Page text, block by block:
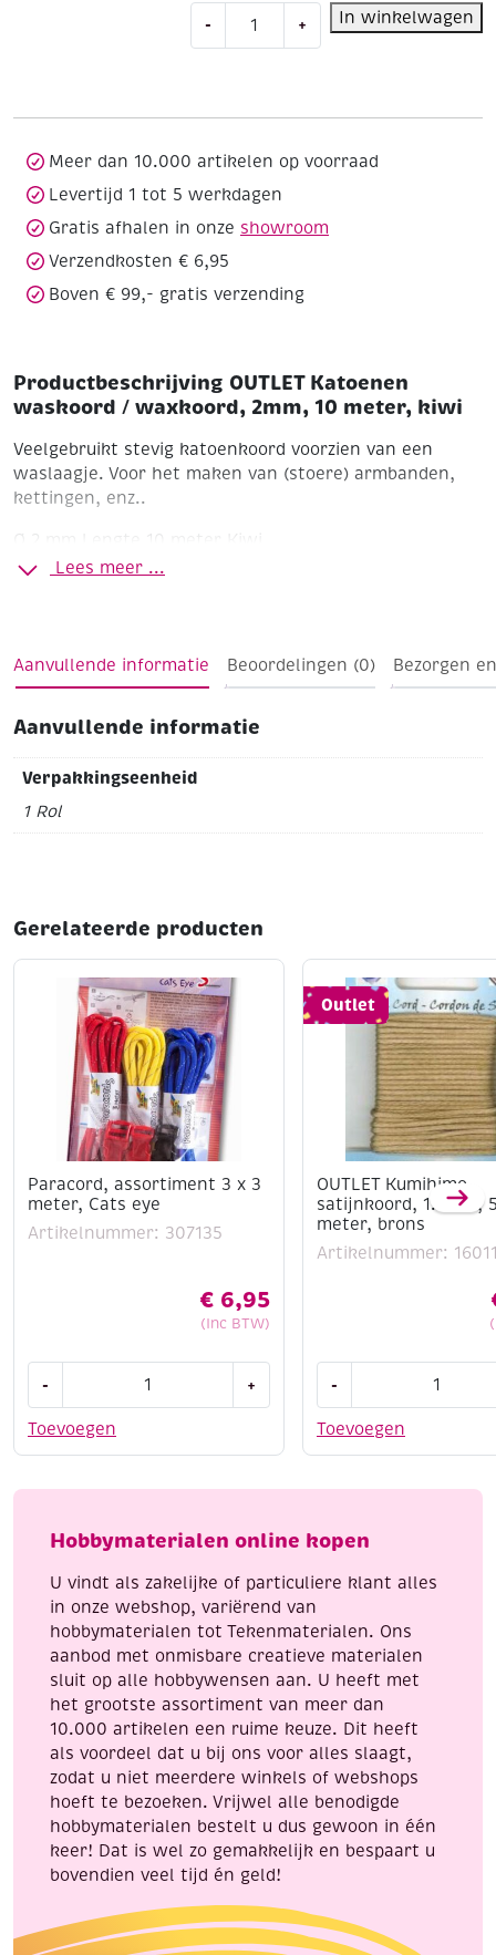
-
Katoenen
10
meter,
aantal
+ In winkelwagen
Meer dan 10.000 artikelen op voorraad
Levertijd 1 tot 5 werkdagen
Gratis afhalen in onze showroom
Verzendkosten € 6,95
Boven € 99,- gratis verzending
Productbeschrijving OUTLET Katoenen
waskoord / waxkoord, 2mm, 10 meter, kiwi
Veelgebruikt stevig katoenkoord voorzien van een
waslaagje. Voor het maken van (stoere) armbanden,
kettingen, enz..
Ø 2 mm Lengte 10 meter
Lees meer ...
Aanvullende informatie Beoordelingen (0) Bezorgen
Aanvullende informatie
Verpakkingseenheid
1 Rol
Gerelateerde producten
Paracord, assortiment 3 x 3
meter, Cats eye
Artikelnummer: 307135
€ 6,95
(Inc BTW)
Toevoegen
-
3
meter,
eye
+
Outlet
OUTLET Kumihimo
satijnkoord, 1.5mm,
meter, brons
Artikelnummer:
Toevoegen
-
satijnkoord,
meter,
aantal
Hobbymaterialen online kopen
U vindt als zakelijke of particuliere klant alles
in onze webshop, variërend van
hobbymaterialen tot Tekenmaterialen. Ons
aanbod met onmisbare creatieve materialen
sluit op alle hobbywensen aan. U heeft met
het grootste assortiment van meer dan
10.000 artikelen een ruime keuze. Dit heeft
als voordeel dat u bij ons voor alles slaagt,
zodat u niet meerdere winkels of webshops
hoeft te bezoeken. Vrijwel alle benodigde
hobbymaterialen bestelt u dus gewoon in één
keer! Dat is wel zo gemakkelijk en bespaart u
bovendien veel tijd én geld!